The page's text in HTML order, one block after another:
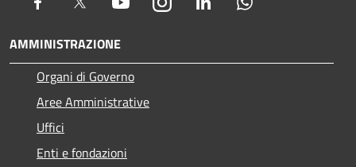
AMMINISTRAZIONE
Organi di Governo
Aree Amministrative
Uffici
Enti e fondazioni